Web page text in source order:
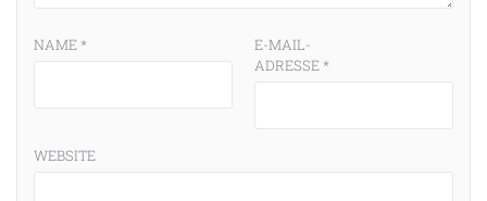
NAME*
E-MAIL-
ADRESSE*
WEBSITE